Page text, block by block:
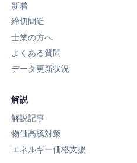
新着
締切間近
士業の方へ
よくある質問
データ更新状況
解説
解説記事
物価高騰対策
エネルギー価格支援